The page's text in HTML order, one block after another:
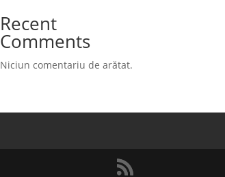
Recent
Comments
Niciun comentariu de arătat.